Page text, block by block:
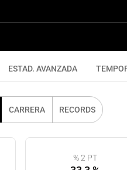
ESTAD. AVANZADA
CARRERA RECORDS
% 2 PT